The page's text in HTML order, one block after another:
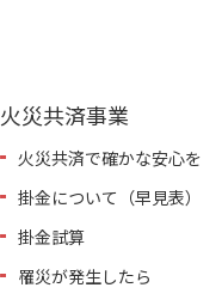
火災共済事業
火災共済で確かな安心を
掛金について（早見表）
掛金試算
罹災が発生したら